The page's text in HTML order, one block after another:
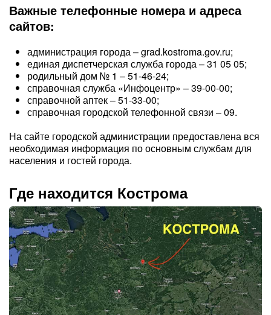
Важные телефонные номера и адреса
сайтов:
администрация города – grad.kostroma.gov.ru;
единая диспетчерская служба города – 31 05 05;
родильный дом № 1 – 51-46-24;
справочная служба «Инфоцентр» – 39-00-00;
справочной аптек – 51-33-00;
справочная городской телефонной связи – 09.
На сайте городской администрации предоставлена вся
необходимая информация по основным службам для
населения и гостей города.
Где находится Кострома